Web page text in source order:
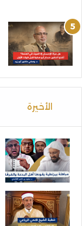
الأخيرة